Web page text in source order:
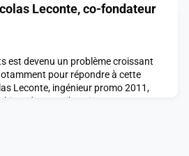
et Pierre-Olivier Colliard : Vice-
Leconte, co-fondateur
est devenu un problème croissant
pour répondre à cette
Leconte, ingénieur promo 2011,
de conseils qui propose une